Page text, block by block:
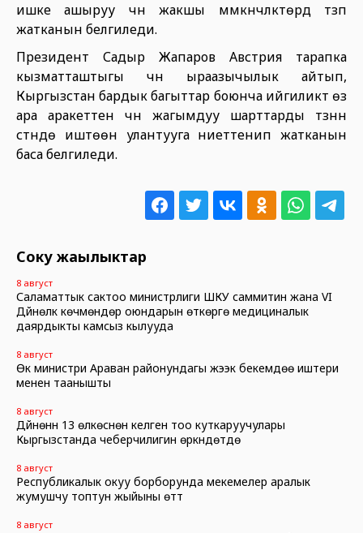
ишке ашыруу үчүн жакшы мүмкүнчүлүктөрдү түзүп
жатканын белгиледи.
Президент Садыр Жапаров Австрия тарапка
кызматташтыгы үчүн ыраазычылык айтып,
Кыргызстан бардык багыттар боюнча ийгиликтүү өз
ара аракеттенүү үчүн жагымдуу шарттарды түзүүнүн
үстүндө иштөөнү улантууга ниеттенип жатканын
баса белгиледи.
Соңку жаңылыктар
8 август
Саламаттык сактоо министрлиги ШКУ саммитин жана VI
Дүйнөлүк көчмөндөр оюндарын өткөрүүгө медициналык
даярдыкты камсыз кылууда
8 август
Өк министри Араван районундагы жээк бекемдөө иштери
менен таанышты
8 август
Дүйнөнүн 13 өлкөсүнөн келген тоо куткаруучулары
Кыргызстанда чеберчилигин өркүндөтүүдө
8 август
Республикалык окуу борборунда мекемелер аралык
жумушчу топтун жыйыны өттү
8 август